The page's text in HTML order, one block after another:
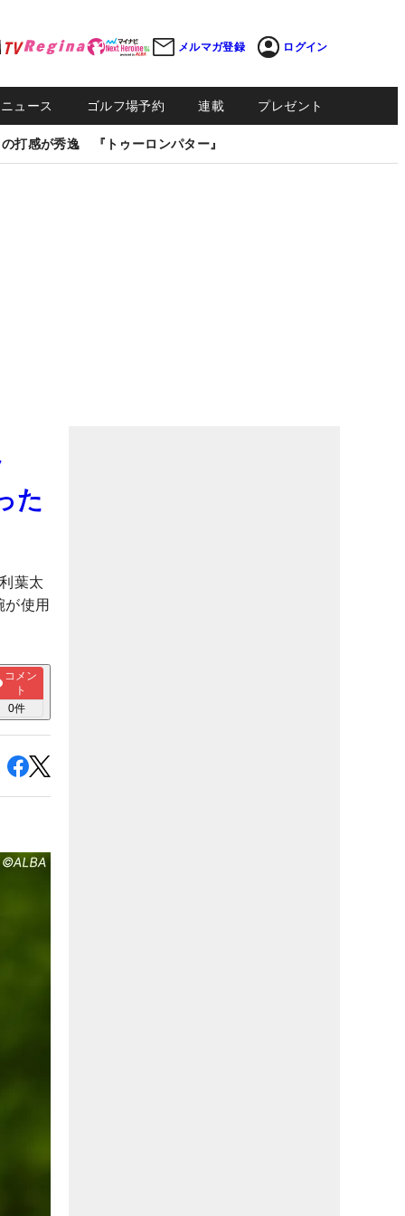
メルマガ登録 ログイン
ュース ゴルフ場予約 連載 プレゼント
打感が秀逸 『トゥーロンパター』
た
葉太
使用
コメン
ト
0件